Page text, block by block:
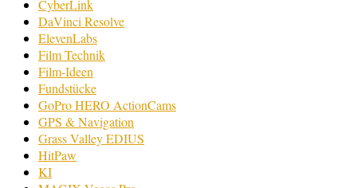
CyberLink
DaVinci Resolve
ElevenLabs
Film Technik
Film-Ideen
Fundstücke
GoPro HERO ActionCams
GPS & Navigation
Grass Valley EDIUS
HitPaw
KI